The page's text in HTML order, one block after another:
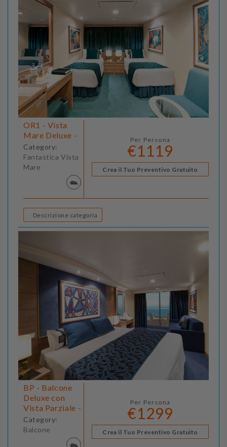
OR1 - Vista
Mare Deluxe -
Category:
Fantastica Vista
Mare
Per Persona
€1119
Crea il Tuo Preventivo Gratuito
Descrizione categoria
BP - Balcone
Deluxe con
Vista Parziale -
Category:
Balcone
Per Persona
€1299
Crea il Tuo Preventivo Gratuito